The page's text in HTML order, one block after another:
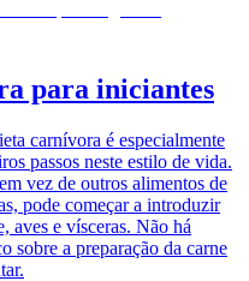
para iniciantes
carnívora é especialmente
passos neste estilo de vida.
vez de outros alimentos de
pode começar a introduzir
aves e vísceras. Não há
sobre a preparação da carne